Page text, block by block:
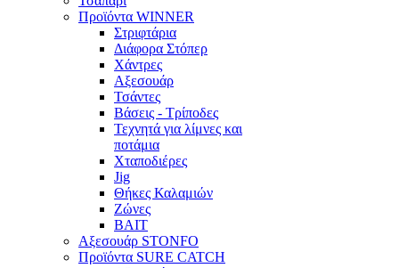
Προϊόντα WINNER
Στριφτάρια
Διάφορα Στόπερ
Χάντρες
Αξεσουάρ
Τσάντες
Βάσεις - Τρίποδες
Τεχνητά για λίμνες και
ποτάμια
Χταποδιέρες
Jig
Θήκες Καλαμιών
Ζώνες
BAIT
Αξεσουάρ STONFO
Προϊόντα SURE CATCH